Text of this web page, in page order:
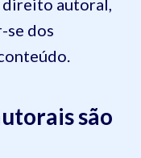
direito autoral,
se dos
são